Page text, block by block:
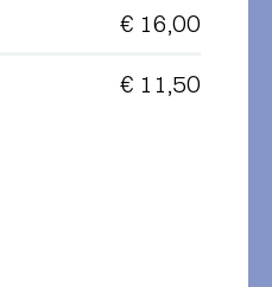
€ 16,00
€ 11,50